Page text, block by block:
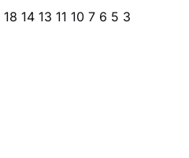
18 14 13 11 10 7 6 5 3